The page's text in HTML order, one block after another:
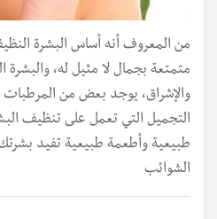
من المعروف أنه أساس البشرة
متمتعة بجمال لا مثيل له،
والإشراق، يوجد بعض من
التجميل التي تعمل على تنظيف
طبيعية وأطعمة طبيعية تفيد
الشوائب